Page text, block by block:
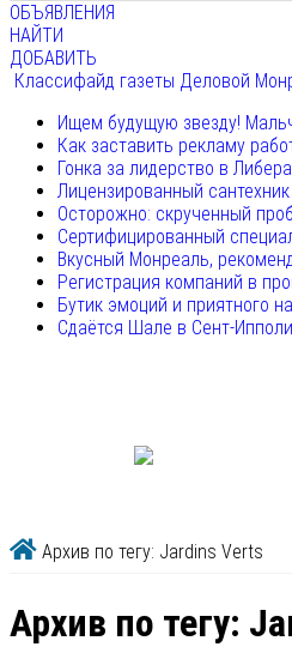
ОБЪЯВЛЕНИЯ
НАЙТИ
ДОБАВИТЬ
Классифайд газеты Деловой
Ищем будущую звезду!
Как заставить рекламу
Гонка за лидерство в
Лицензированный
Осторожно: скрученный
Сертифицированный
Вкусный Монреаль,
Регистрация компаний в
Бутик эмоций и приятного
Сдаётся Шале в Сент-
Архив по тегу: Jardins Verts
Архив по тегу: